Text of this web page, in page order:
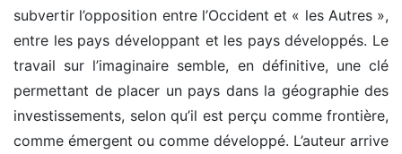
subvertir l’opposition entre l’Occident et « les Autres »,
entre les pays développant et les pays développés. Le
travail sur l’imaginaire semble, en définitive, une clé
permettant de placer un pays dans la géographie des
investissements, selon qu’il est perçu comme frontière,
comme émergent ou comme développé. L’auteur arrive